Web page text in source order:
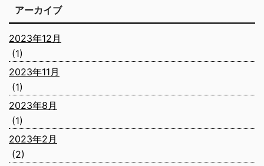
アーカイブ
2023年12月
(1)
2023年11月
(1)
2023年8月
(1)
2023年2月
(2)